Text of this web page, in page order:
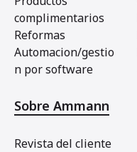
complimentarios
Reformas
Automacion/gestio
n por software
Sobre Ammann
Revista del cliente